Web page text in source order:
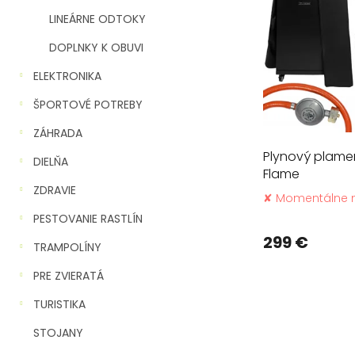
LINEÁRNE ODTOKY
DOPLNKY K OBUVI
ELEKTRONIKA
ŠPORTOVÉ POTREBY
ZÁHRADA
DIELŇA
ZDRAVIE
PESTOVANIE RASTLÍN
TRAMPOLÍNY
PRE ZVIERATÁ
TURISTIKA
STOJANY
d
u
k
t
v
Plynový
Flame
✘ Momentálne
299 €